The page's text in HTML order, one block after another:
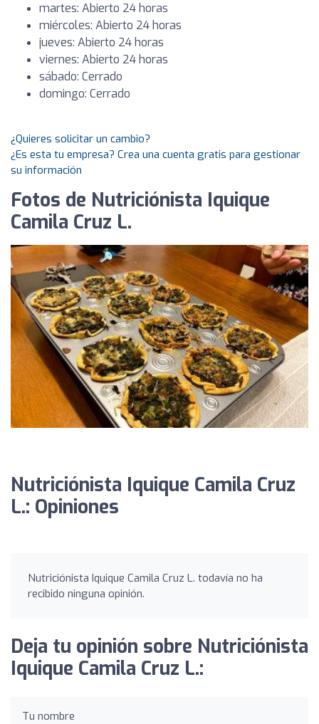
martes: Abierto 24 horas
miércoles: Abierto 24 horas
jueves: Abierto 24 horas
viernes: Abierto 24 horas
sábado: Cerrado
domingo: Cerrado
¿Quieres solicitar un cambio?
¿Es esta tu empresa? Crea una cuenta gratis para gestionar
su información
Fotos de Nutriciónista Iquique
Camila Cruz L.
Nutriciónista Iquique Camila Cruz
L.: Opiniones
Nutriciónista Iquique Camila Cruz L. todavía no ha
recibido ninguna opinión.
Deja tu opinión sobre Nutriciónista
Iquique Camila Cruz L.:
Tu nombre